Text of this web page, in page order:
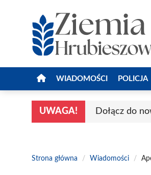
WIADOMOŚCI POLICJA
UWAGA! Dołącz do
Strona główna / Wiadomości /